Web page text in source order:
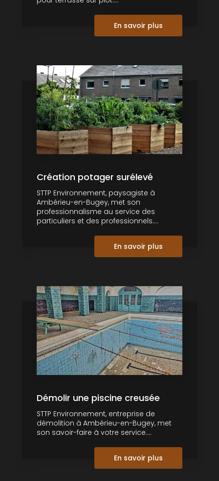
En savoir plus
Création potager surélevé
STTP Environnement, paysagiste à
Ambérieu-en-Bugey, met son
professionnalisme au service des
particuliers et des professionnels....
En savoir plus
Démolir une piscine creusée
STTP Environnement, entreprise de
démolition à Ambérieu-en-Bugey, met
son savoir-faire à votre service....
En savoir plus